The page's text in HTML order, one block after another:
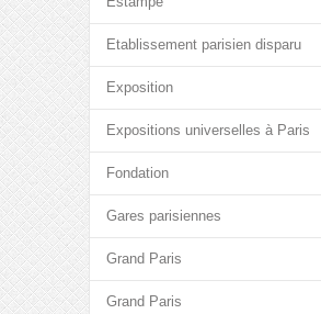
Etablissement parisien disparu
Exposition
Expositions universelles à Paris
Fondation
Gares parisiennes
Grand Paris
Grand Paris